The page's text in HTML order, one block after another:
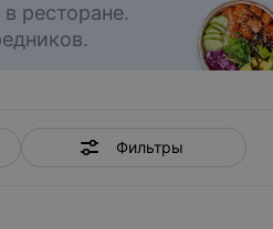
ресторане.
Фильтры